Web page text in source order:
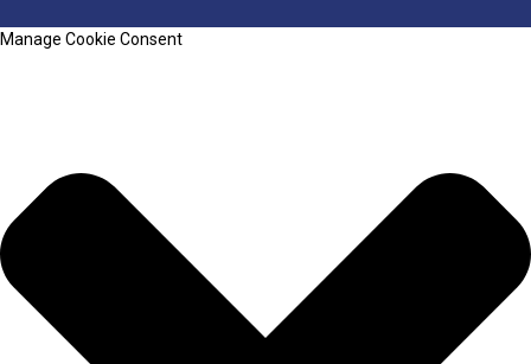
Manage Cookie Consent